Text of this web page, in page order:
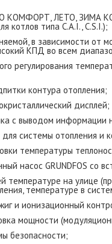
КОМФОРТ, ЛЕТО, ЗИМА
котлов типа С.А.I., C.S.I.);
в зависимости от
КПД во всем
регулирования
контура отопления;
дисплей;
с выводом информации
системы отопления и
температуры
насос GRUNDFOS со
на улице
температуре в
и ионизационный
мощности
безопасности;